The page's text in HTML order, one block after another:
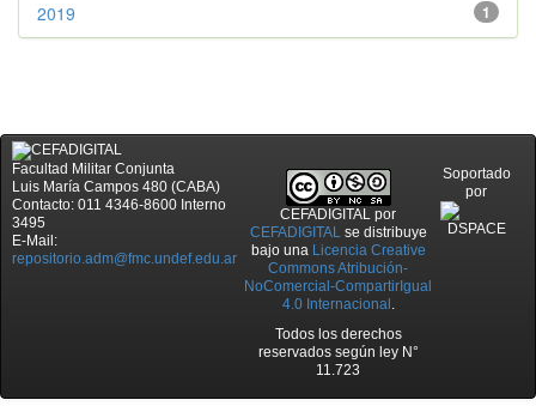
1
2019
Facultad Militar Conjunta
Luis María Campos 480 (CABA)
Contacto: 011 4346-8600 Interno
3495
E-Mail:
repositorio.adm@fmc.undef.edu.ar
CEFADIGITAL por
CEFADIGITALse distribuye
bajo una Licencia Creative
Commons Atribución-
NoComercial-CompartirIgual
4.0 Internacional .
Todos los derechos
reservados según ley N°
11.723
Soportado
por